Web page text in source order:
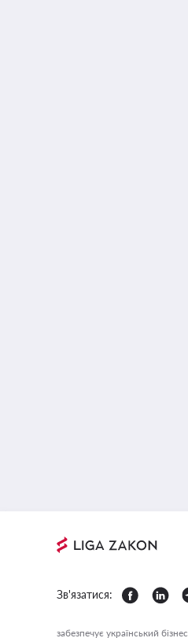
Зв'язатися:
забезпечує український бізнес